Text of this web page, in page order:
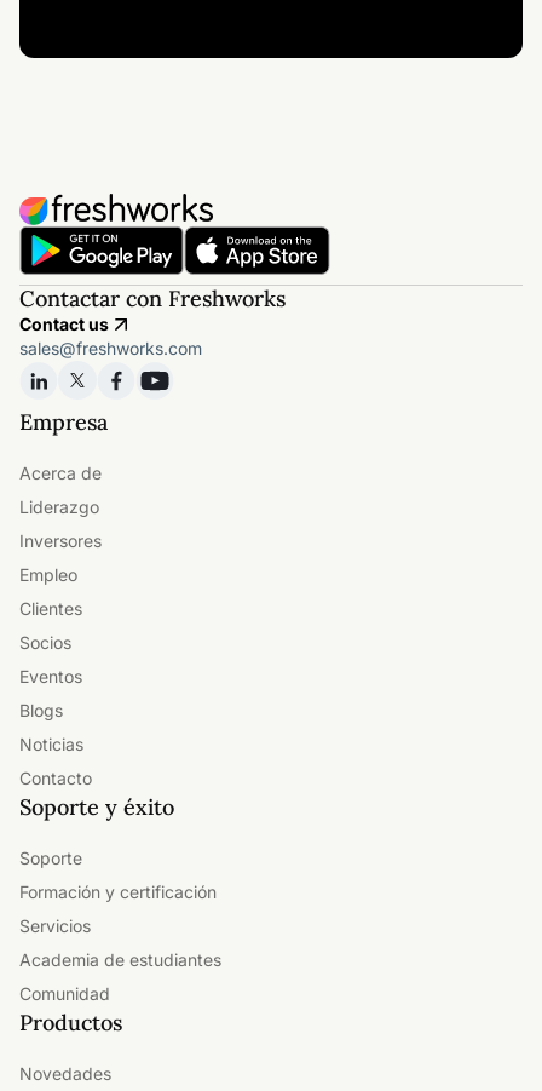
Contactar con Freshworks
Contact us
sales@freshworks.com
Empresa
Acerca de
Liderazgo
Inversores
Empleo
Clientes
Socios
Eventos
Blogs
Noticias
Contacto
Soporte y éxito
Soporte
Formación y certificación
Servicios
Academia de estudiantes
Comunidad
Productos
Novedades